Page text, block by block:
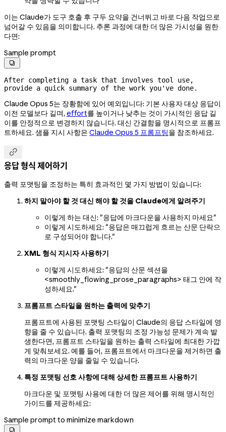
이는 Claude가 도구 호출 후 구두 요약을 건너뛰고 바로 다음 작업으로
넘어갈 수 있음을 의미합니다. 추론 과정에 대한 더 많은 가시성을 원한
다면:
Sample prompt

After completing a task that involves tool use,
provide a quick summary of the work you've done.
Claude Opus 5는 장황함에 있어 예외입니다: 기본 사용자 대상 응답이
이전 모델보다 길며, effort를 높이거나 낮추는 것이 가시적인 응답 길
이를 안정적으로 변경하지 않습니다. 대신 간결함을 명시적으로 프롬프
트하세요. 샘플 지시 사항은 Claude Opus 5 프롬프팅을 참조하세요.

응답 형식 제어하기
출력 포맷팅을 조정하는 특히 효과적인 몇 가지 방법이 있습니다:
하지 말아야 할 것 대신 해야 할 것을 Claude에게 알려주기
이렇게 하는 대신: "응답에 마크다운을 사용하지 마세요"
이렇게 시도하세요: "응답은 매끄럽게 흐르는 산문 단락으
로 구성되어야 합니다."
XML 형식 지시자 사용하기
이렇게 시도하세요: "응답의 산문 섹션을
<smoothly_flowing_prose_paragraphs> 태그 안에 작
성하세요."
프롬프트 스타일을 원하는 출력에 맞추기
프롬프트에 사용된 포맷팅 스타일이 Claude의 응답 스타일에 영
향을 줄 수 있습니다. 출력 포맷팅의 조정 가능성 문제가 계속 발
생한다면, 프롬프트 스타일을 원하는 출력 스타일에 최대한 가깝
게 맞춰보세요. 예를 들어, 프롬프트에서 마크다운을 제거하면 출
력의 마크다운 양을 줄일 수 있습니다.
특정 포맷팅 선호 사항에 대해 상세한 프롬프트 사용하기
마크다운 및 포맷팅 사용에 대한 더 많은 제어를 위해 명시적인
가이드를 제공하세요:
Sample prompt to minimize markdown
